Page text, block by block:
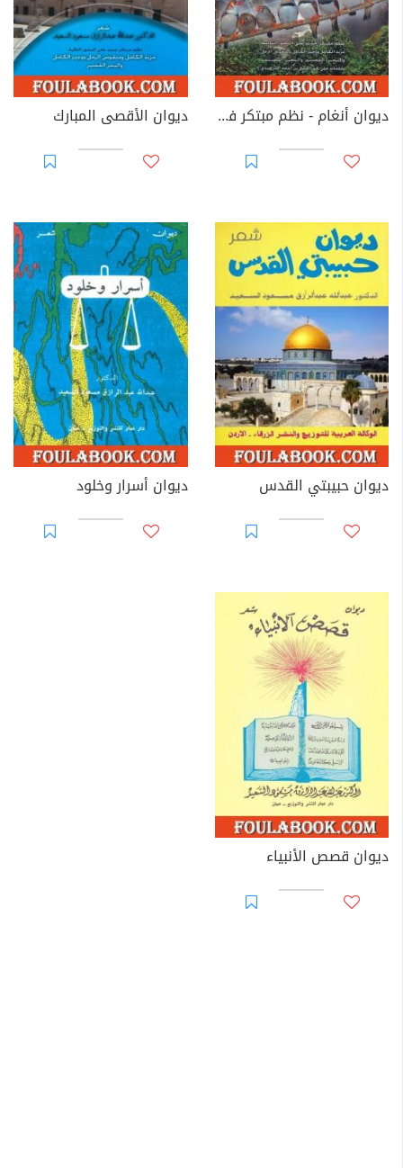
ديوان أنغام - نظم مبتكر في الشعر العربي ديوان الأقصى المبارك
ديوان حبيبتي القدس ديوان أسرار وخلود
ديوان قصص الأنبياء